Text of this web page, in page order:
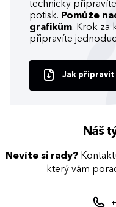
technicky
potisk. Pomůže
grafikům. Krok za
připravíte
Jak
Náš
Nevíte si rady?
který vám